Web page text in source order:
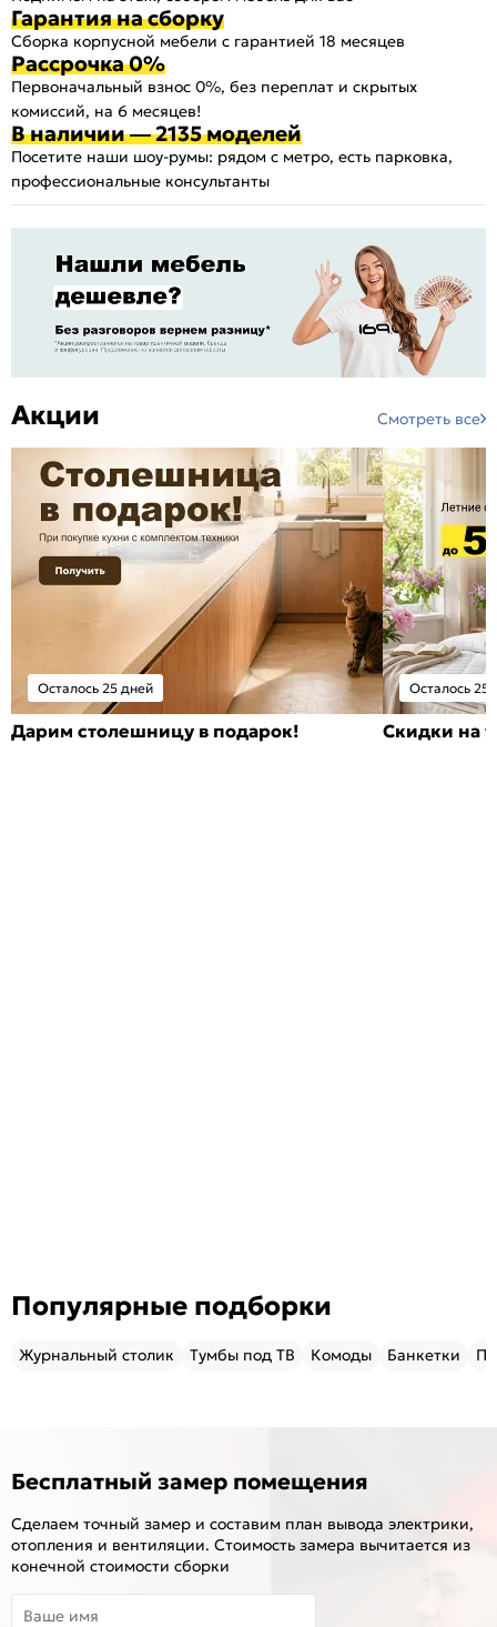
Гарантия на сборку
Сборка корпусной мебели с гарантией 18 месяцев
Рассрочка 0%
Первоначальный взнос 0%, без переплат и скрытых
комиссий, на 6 месяцев!
В наличии — 2135 моделей
Посетите наши шоу-румы: рядом с метро, есть парковка,
профессиональные консультанты
Акции Смотреть все
Осталось 25 дней
Дарим столешницу в подарок!
Осталось 25
Скидки на
Популярные подборки
Журнальный столик Тумбы под ТВ Комоды Банкетки
Бесплатный замер помещения
Сделаем точный замер и составим план вывода электрики,
отопления и вентиляции. Стоимость замера вычитается из
конечной стоимости сборки
Ваше имя